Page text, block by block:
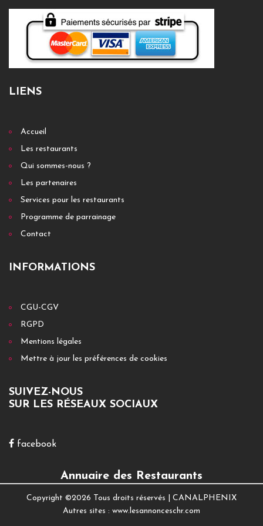
LIENS
Accueil
Les restaurants
Qui sommes-nous ?
Les partenaires
Services pour les restaurants
Programme de parrainage
Contact
INFORMATIONS
CGU-CGV
RGPD
Mentions légales
Mettre à jour les préférences de cookies
SUIVEZ-NOUS
SUR LES RÉSEAUX SOCIAUX
facebook
Annuaire des Restaurants
Copyright ©2026 Tous droits réservés | CANALPHENIX
Autres sites : www.lesannonceschr.com